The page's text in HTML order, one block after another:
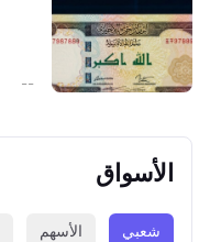
--
الأسواق
شعبي الأسهم